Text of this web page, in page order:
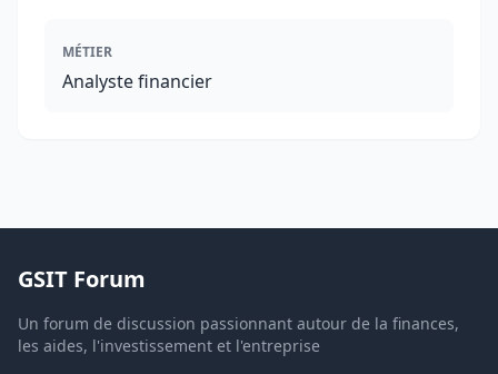
MÉTIER
Analyste financier
GSIT Forum
Un forum de discussion passionnant autour de la finances,
les aides, l'investissement et l'entreprise